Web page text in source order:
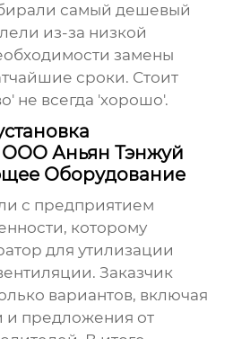
самый дешевый
из-за низкой
замены
сроки. Стоит
не всегда 'хорошо'.
ООО Аньян Тэнжуй
Оборудование
с предприятием
которому
для утилизации
Заказчик
вариантов, включая
и предложения от